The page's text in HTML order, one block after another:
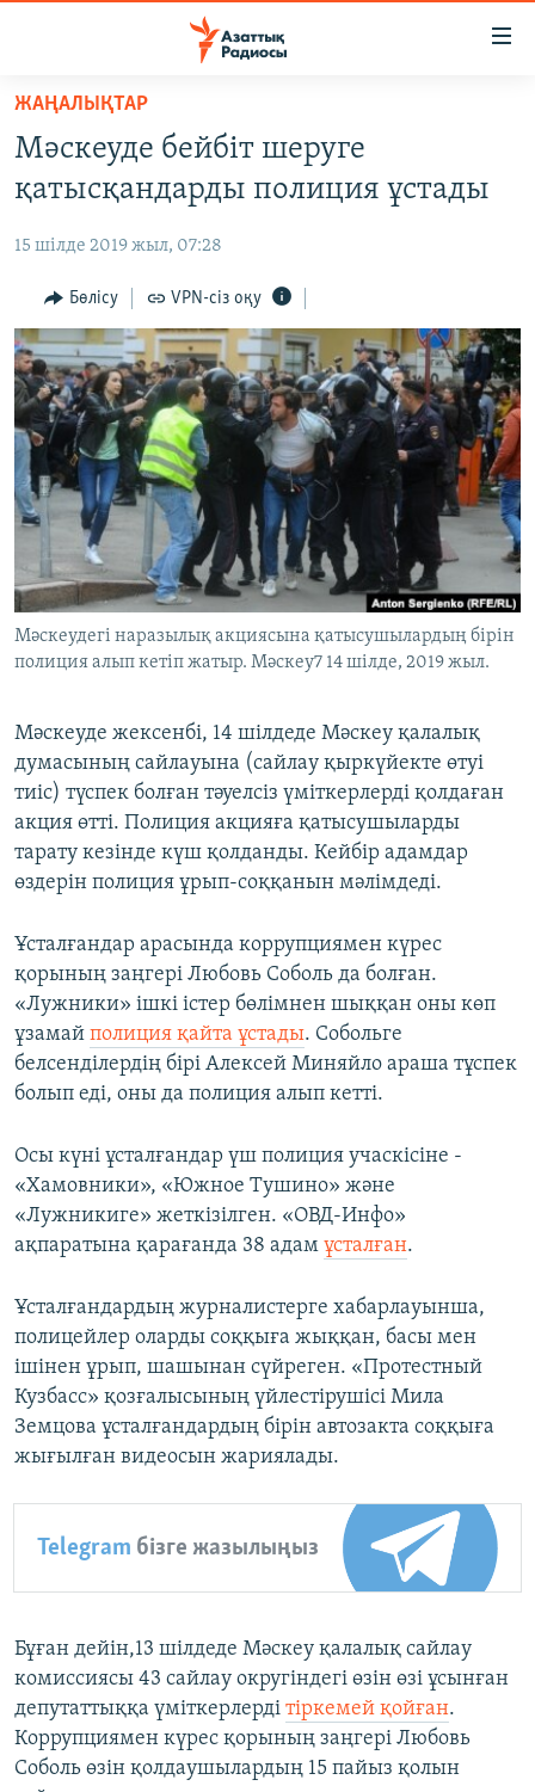
Skip
main
content
to
Navigation
Skip
to
Search
ҚАҢТАР ОҚИҒАСЫ
АДАМ ҚҰҚЫҚТАРЫ
ӘЛЕУМЕТ
ӘЛЕМ
АРНАЙЫ ЖОБАЛАР
Русский
ЖАЗЫЛЫҢЫЗ
Басқа тілдерде
ЖАҢАЛЫҚТАР
Мәскеуде бейбіт шеруге
қатысқандарды полиция ұстады
15 шілде 2019 жыл, 07:28
Бөлісу VPN-сіз оқу
Мәскеудегі наразылық акциясына қатысушылардың бірін
полиция алып кетіп жатыр. Мәскеу7 14 шілде, 2019 жыл.
Мәскеуде жексенбі, 14 шілдеде Мәскеу қалалық
думасының сайлауына (сайлау қыркүйекте өтуі
тиіс) түспек болған тәуелсіз үміткерлерді қолдаған
акция өтті. Полиция акцияға қатысушыларды
тарату кезінде күш қолданды. Кейбір адамдар
өздерін полиция ұрып-соққанын мәлімдеді.
Ұсталғандар арасында коррупциямен күрес
қорының заңгері Любовь Соболь да болған.
«Лужники» ішкі істер бөлімнен шыққан оны көп
ұзамай полиция қайта ұстады. Собольге
белсенділердің бірі Алексей Миняйло араша тұспек
болып еді, оны да полиция алып кетті.
Осы күні ұсталғандар үш полиция учаскісіне -
«Хамовники», «Южное Тушино» және
«Лужникиге» жеткізілген. «ОВД-Инфо»
ақпаратына қарағанда 38 адам ұсталған.
Ұсталғандардың журналистерге хабарлауынша,
полицейлер оларды соққыға жыққан, басы мен
ішінен ұрып, шашынан сүйреген. «Протестный
Кузбасс» қозғалысының үйлестірушісі Мила
Земцова ұсталғандардың бірін автозакта соққыға
жығылған видеосын жариялады.
Telegram бізге жазылыңыз
Бұған дейін,13 шілдеде Мәскеу қалалық сайлау
комиссиясы 43 сайлау округіндегі өзін өзі ұсынған
депутаттыққа үміткерлерді тіркемей қойған.
Коррупциямен күрес қорының заңгері Любовь
Соболь өзін қолдаушылардың 15 пайыз қолын